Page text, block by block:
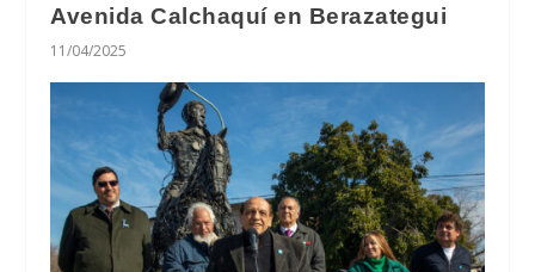
Avenida Calchaquí en Berazategui
11/04/2025